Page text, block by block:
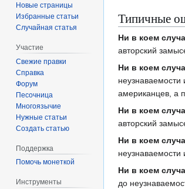
Типичные
Ни в коем
авторский
Ни в коем
неузнаваемости
американцев, а
Ни в коем
авторский
Ни в коем
неузнаваемости
Ни в коем
до
Новые страницы
Избранные статьи
Случайная статья
Участие
Свежие правки
Справка
Форум
Песочница
Многоязычие
Нужные статьи
Создать статью
Поддержка
Помочь монеткой
Инструменты